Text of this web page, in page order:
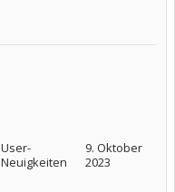
User-
Neuigkeiten
9. Oktober
2023